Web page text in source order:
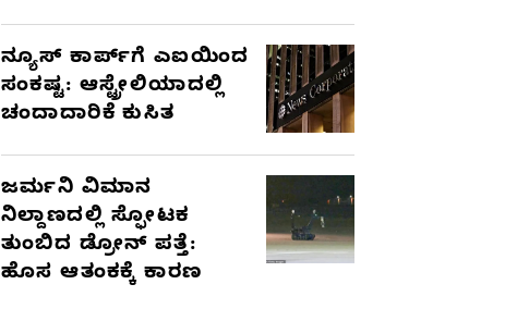
ನ್ಯೂಸ್ ಕಾರ್ಪ್‌ಗೆ ಎಐಯಿಂದ
ಸಂಕಷ್ಟ: ಆಸ್ಟ್ರೇಲಿಯಾದಲ್ಲಿ
ಚಂದಾದಾರಿಕೆ ಕುಸಿತ
ಜರ್ಮನಿ ವಿಮಾನ
ನಿಲ್ದಾಣದಲ್ಲಿ ಸ್ಫೋಟಕ
ತುಂಬಿದ ಡ್ರೋನ್ ಪತ್ತೆ:
ಹೊಸ ಆತಂಕಕ್ಕೆ ಕಾರಣ